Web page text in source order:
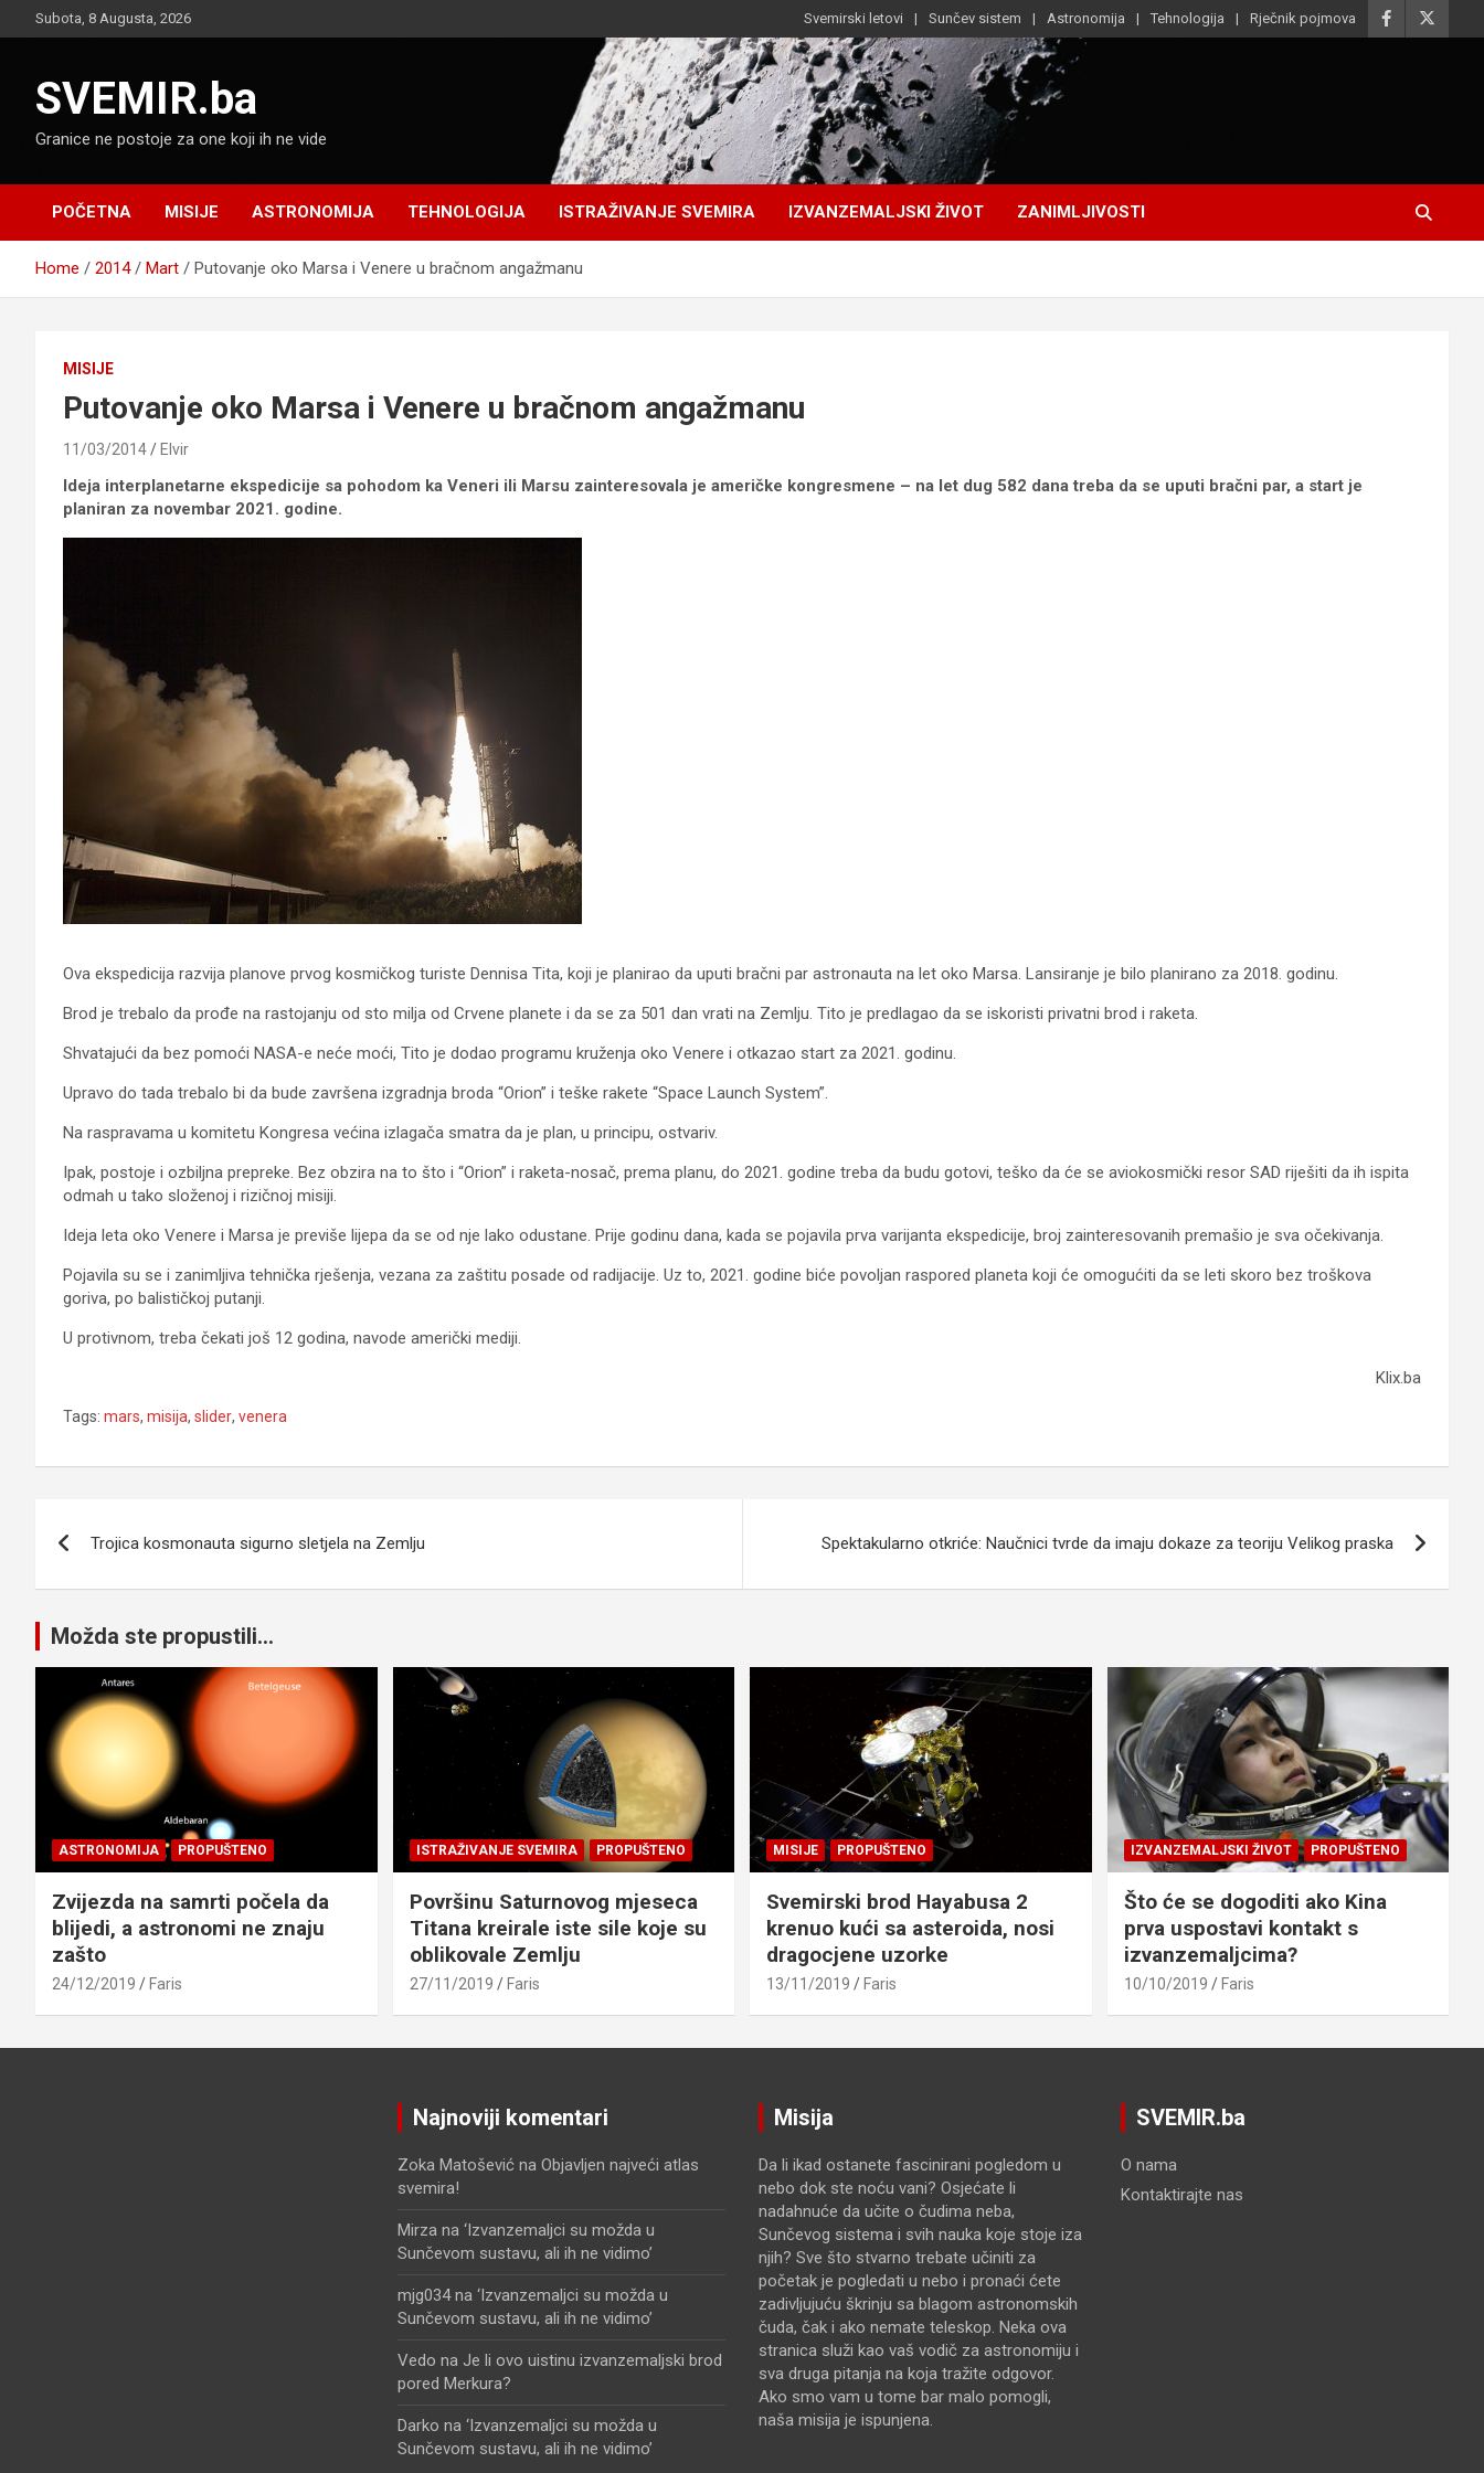
to
Subota, 8 Augusta, 2026 Svemirski letovi Sunčev sistem Astronomija Tehnologija Rječnik pojmova
SVEMIR.ba
Granice ne postoje za one koji ih ne vide
POČETNA MISIJE ASTRONOMIJA TEHNOLOGIJA ISTRAŽIVANJE SVEMIRA IZVANZEMALJSKI ŽIVOT ZANIMLJIVOSTI
Home 2014 Mart Putovanje oko Marsa i Venere u bračnom angažmanu
MISIJE
Putovanje oko Marsa i Venere u bračnom angažmanu
11/03/2014 Elvir
Ideja interplanetarne ekspedicije sa pohodom ka Veneri ili Marsu zainteresovala je američke kongresmene – na let dug 582 dana treba da se uputi bračni par, a start je
planiran za novembar 2021. godine.
Ova ekspedicija razvija planove prvog kosmičkog turiste Dennisa Tita, koji je planirao da uputi bračni par astronauta na let oko Marsa. Lansiranje je bilo planirano za 2018. godinu.
Brod je trebalo da prođe na rastojanju od sto milja od Crvene planete i da se za 501 dan vrati na Zemlju. Tito je predlagao da se iskoristi privatni brod i raketa.
Shvatajući da bez pomoći NASA-e neće moći, Tito je dodao programu kruženja oko Venere i otkazao start za 2021. godinu.
Upravo do tada trebalo bi da bude završena izgradnja broda “Orion” i teške rakete “Space Launch System”.
Na raspravama u komitetu Kongresa većina izlagača smatra da je plan, u principu, ostvariv.
Ipak, postoje i ozbiljna prepreke. Bez obzira na to što i “Orion” i raketa-nosač, prema planu, do 2021. godine treba da budu gotovi, teško da će se aviokosmički resor SAD riješiti da ih ispita
odmah u tako složenoj i rizičnoj misiji.
Ideja leta oko Venere i Marsa je previše lijepa da se od nje lako odustane. Prije godinu dana, kada se pojavila prva varijanta ekspedicije, broj zainteresovanih premašio je sva očekivanja.
Pojavila su se i zanimljiva tehnička rješenja, vezana za zaštitu posade od radijacije. Uz to, 2021. godine biće povoljan raspored planeta koji će omogućiti da se leti skoro bez troškova
goriva, po balističkoj putanji.
U protivnom, treba čekati još 12 godina, navode američki mediji.
Klix.ba
Tags: mars, misija, slider, venera
članaka
Trojica kosmonauta sigurno sletjela na Zemlju Spektakularno otkriće: Naučnici tvrde da imaju dokaze za teoriju Velikog praska
Možda ste propustili...
ASTRONOMIJA PROPUŠTENO
Zvijezda na samrti počela da
blijedi, a astronomi ne znaju
zašto
24/12/2019 Faris
ISTRAŽIVANJE SVEMIRA PROPUŠTENO
Površinu Saturnovog mjeseca
Titana kreirale iste sile koje su
oblikovale Zemlju
27/11/2019 Faris
MISIJE PROPUŠTENO
Svemirski brod Hayabusa 2
krenuo kući sa asteroida, nosi
dragocjene uzorke
13/11/2019 Faris
IZVANZEMALJSKI ŽIVOT PROPUŠTENO
Što će se dogoditi ako Kina
prva uspostavi kontakt s
izvanzemaljcima?
10/10/2019 Faris
Najnoviji komentari
Zoka Matoševićna Objavljen najveći atlas
svemira!
Mirzana ‘Izvanzemaljci su možda u
Sunčevom sustavu, ali ih ne vidimo’
mjg034na ‘Izvanzemaljci su možda u
Sunčevom sustavu, ali ih ne vidimo’
Vedo na Je li ovo uistinu izvanzemaljski brod
pored Merkura?
Darko na ‘Izvanzemaljci su možda u
Sunčevom sustavu, ali ih ne vidimo’
Misija
Da li ikad ostanete fascinirani pogledom u
nebo dok ste noću vani? Osjećate li
nadahnuće da učite o čudima neba,
Sunčevog sistema i svih nauka koje stoje iza
njih? Sve što stvarno trebate učiniti za
početak je pogledati u nebo i pronaći ćete
zadivljujuću škrinju sa blagom astronomskih
čuda, čak i ako nemate teleskop. Neka ova
stranica služi kao vaš vodič za astronomiju i
sva druga pitanja na koja tražite odgovor.
Ako smo vam u tome bar malo pomogli,
naša misija je ispunjena.
SVEMIR.ba
O nama
Kontaktirajte nas